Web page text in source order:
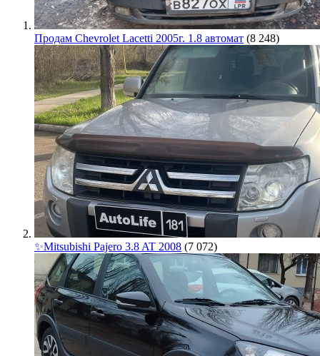
Продам Chevrolet Lacetti 2005г. 1.8 автомат (8 248)
✨Mitsubishi Pajero 3.8 AT 2008 (7 072)